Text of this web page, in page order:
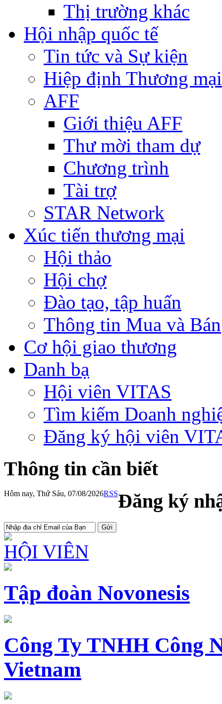
Thị trường khác
Hội nhập quốc tế
Tin tức và Sự kiện
Hiệp định Thương
AFF
Giới thiệu AFF
Thư mời tham dự
Chương trình
Tài trợ
STAR Network
Xúc tiến thương mại
Hội thảo
Hội chợ
Đào tạo, tập huấn
Thông tin Mua và Bán
Cơ hội giao thương
Danh bạ
Hội viên VITAS
Tìm kiếm Doanh
Đăng ký hội viên
Thông tin cần biết
Hôm nay, Thứ Sáu, 07/08/2026RSSĐăng ký
HỘI VIÊN
Tập đoàn Novonesis
Công Ty TNHH Công
Vietnam